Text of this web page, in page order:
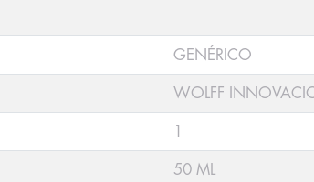
GENÉRICO
WOLFF
1
50 ML